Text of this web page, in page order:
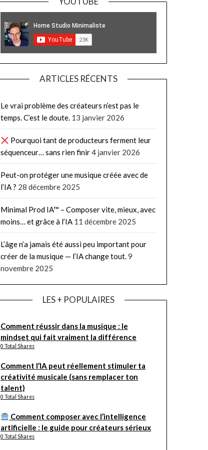
ARTICLES RÉCENTS
Le vrai problème des créateurs n’est pas le
temps. C’est le doute. 13 janvier 2026
Pourquoi tant de producteurs ferment leur
séquenceur… sans rien finir4 janvier 2026
Peut-on protéger une musique créée avec de
l’IA ? 28 décembre 2025
Minimal Prod IA™ – Composer vite, mieux, avec
moins… et grâce à l’IA 11 décembre 2025
L’âge n’a jamais été aussi peu important pour
créer de la musique — l’IA change tout.9
novembre 2025
LES + POPULAIRES
Comment réussir dans la musique : le
mindset qui fait vraiment la différence
0 Total Shares
Comment l’IA peut réellement stimuler ta
créativité musicale (sans remplacer ton
talent)
0 Total Shares
Comment composer avec l’intelligence
artificielle : le guide pour créateurs sérieux
0 Total Shares